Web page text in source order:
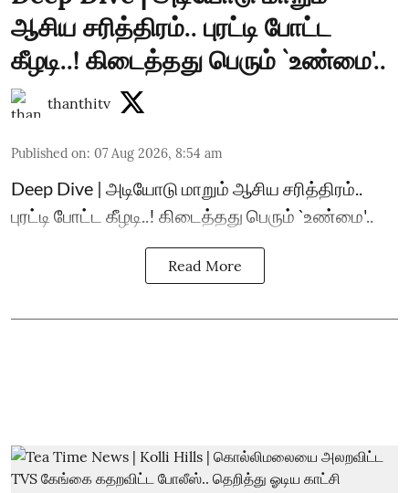
ஆசிய சரித்திரம்.. புரட்டி போட்ட
கீழடி..! கிடைத்தது பெரும் `உண்மை'..
thanthitv
Published on: 07 Aug 2026, 8:54 am
Deep Dive | அடியோடு மாறும் ஆசிய சரித்திரம்..
புரட்டி போட்ட கீழடி..! கிடைத்தது பெரும் `உண்மை'..
Read More